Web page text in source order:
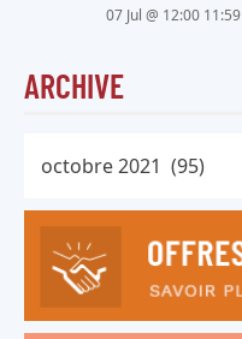
07 Jul @ 12:00 11:59
ARCHIVE